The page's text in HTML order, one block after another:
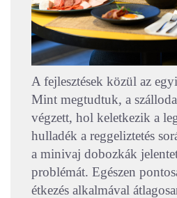
A fejlesztések közül az
Mint megtudtuk, a
végzett, hol keletkezik a
hulladék a reggeliztetés
a minivaj dobozkák
problémát. Egészen
étkezés alkalmával